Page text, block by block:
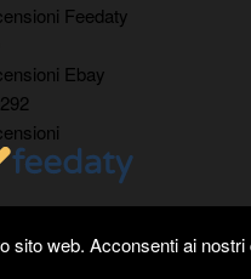
Feedaty
Ebay
sito web. Acconsenti ai